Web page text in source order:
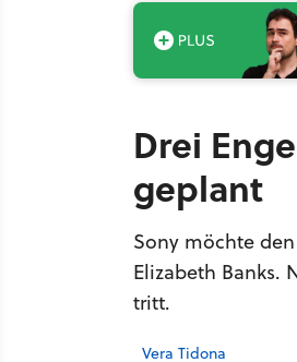
Drei
geplant
Sony möchte
Elizabeth Banks.
tritt.
Vera Tidona